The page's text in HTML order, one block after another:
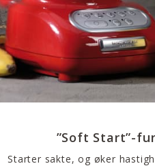
”Soft Start”-
Starter sakte, og øker